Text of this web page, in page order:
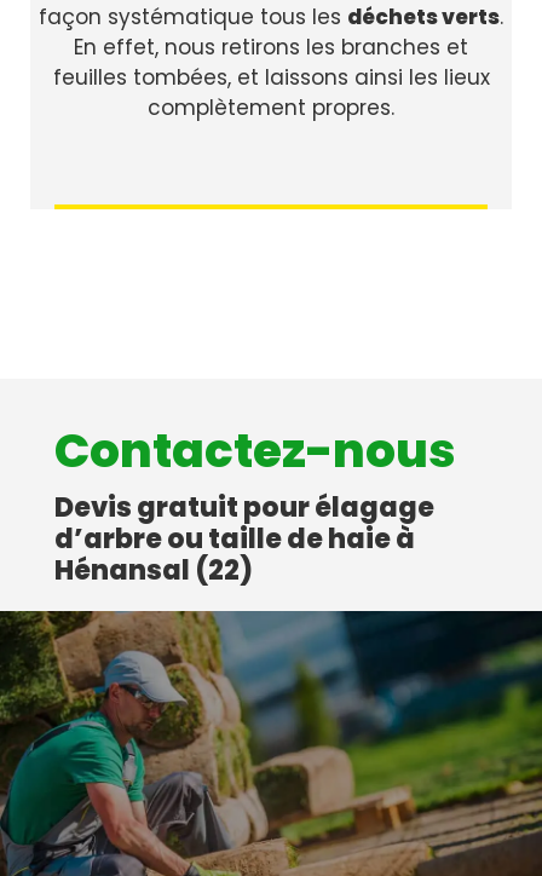
façon systématique tous les déchets verts.
En effet, nous retirons les branches et
feuilles tombées, et laissons ainsi les lieux
complètement propres.
Contactez-nous
Devis gratuit pour élagage
d’arbre ou taille de haie à
Hénansal (22)